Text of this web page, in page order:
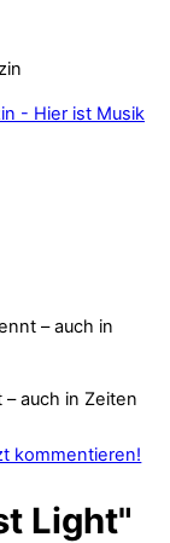
– auch in
kommentieren!
Light"